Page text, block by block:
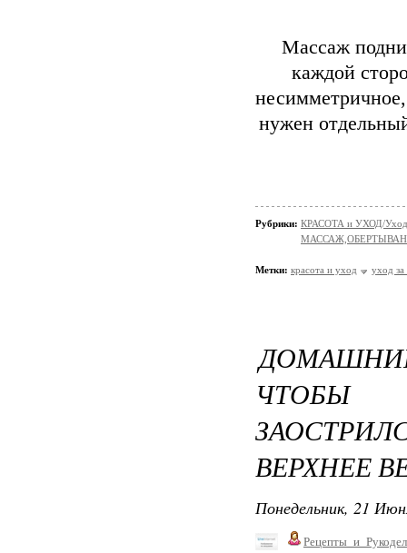
Массаж
каждой
нужен
Рубрики: КРАСОТА и УХОД/Уход
Метки: красота и уход уход
ЧТОБЫ
ВЕРХНЕЕ
Понедельник, 21